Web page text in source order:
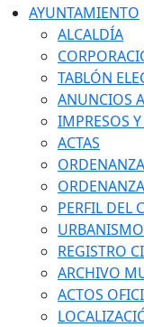
AYUNTAMIENTO
ALCALDÍA
TABLÓN
ANUNCIOS
IMPRESOS
ACTAS
PERFIL DEL
URBANISMO
REGISTRO
ARCHIVO
ACTOS